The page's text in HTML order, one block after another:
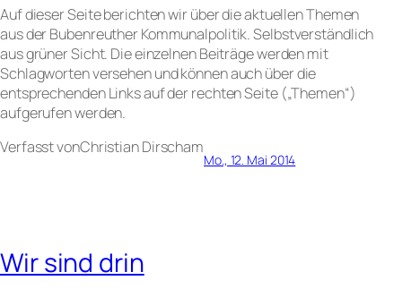
Auf dieser Seite berichten wir über die aktuellen Themen
aus der Bubenreuther Kommunalpolitik. Selbstverständlich
aus grüner Sicht. Die einzelnen Beiträge werden mit
Schlagworten versehen und können auch über die
entsprechenden Links auf der rechten Seite („Themen“)
aufgerufen werden.
Verfasst vonChristian Dirscham
Mo., 12. Mai 2014
Wir sind drin